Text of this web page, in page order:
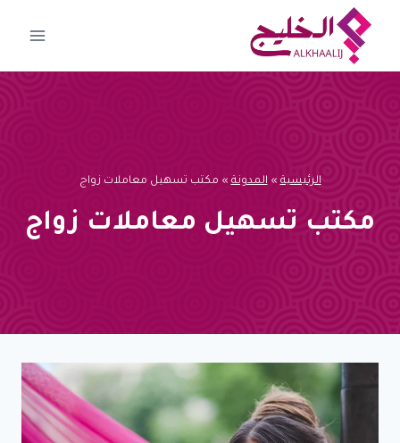
المحتوى
الرئيسية » المدونة » مكتب تسهيل معاملات زواج
مكتب تسهيل معاملات زواج